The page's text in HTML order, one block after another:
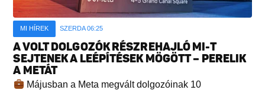
MI HÍREK SZERDA 06:25
A VOLT DOLGOZÓK RÉSZREHAJLÓ MI-T
SEJTENEK A LEÉPÍTÉSEK MÖGÖTT – PERELIK
A METÁT
Májusban a Meta megvált dolgozóinak 10